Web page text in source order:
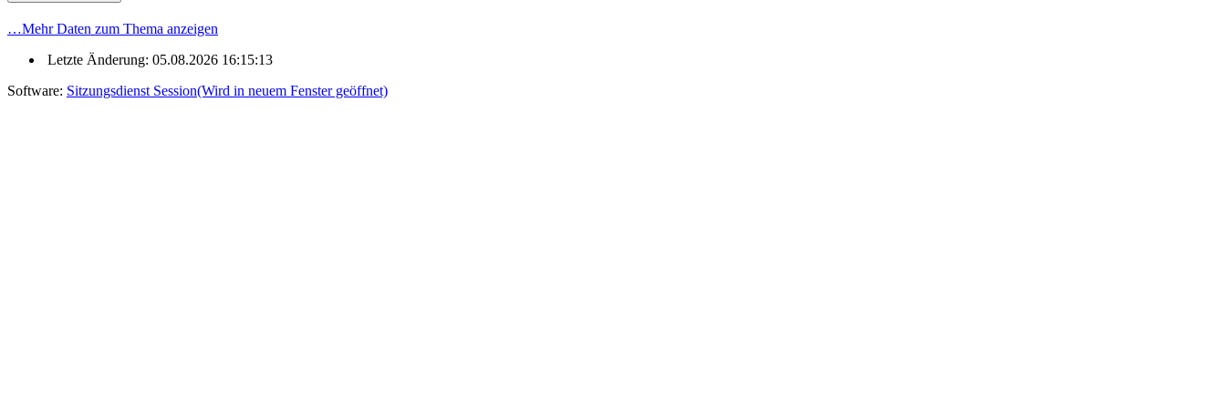
…Mehr Daten zum Thema anzeigen
Letzte Änderung: 05.08.2026 16:15:13
Software: Sitzungsdienst Session(Wird in neuem Fenster geöffnet)